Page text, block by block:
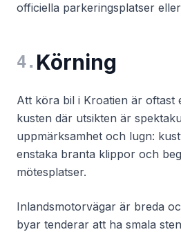
officiella parkeringsplatser
4. Körning
Att köra bil i Kroatien är oftast
kusten där utsikten är
uppmärksamhet och lugn:
enstaka branta klippor och
mötesplatser.
Inlandsmotorvägar är breda
byar tenderar att ha smala